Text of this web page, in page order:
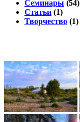
Семинары (54)
Статьи (1)
Творчество (1)